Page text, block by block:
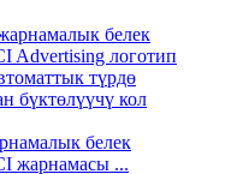
белек
жарнамасы ...